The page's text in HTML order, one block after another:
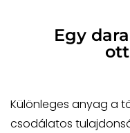
Egy
Különleges anyag a
csodálatos